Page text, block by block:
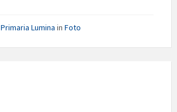
Primaria Lumina in Foto